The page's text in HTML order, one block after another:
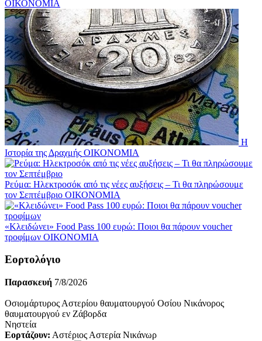
ΟΙΚΟΝΟΜΙΑ
H
Ιστορία της Δραχμής ΟΙΚΟΝΟΜΙΑ
Ρεύμα: Ηλεκτροσόκ από τις νέες αυξήσεις – Τι θα πληρώσουμε
τον Σεπτέμβριο ΟΙΚΟΝΟΜΙΑ
«Κλειδώνει» Food Pass 100 ευρώ: Ποιοι θα πάρουν voucher
τροφίμων ΟΙΚΟΝΟΜΙΑ
Εορτολόγιο
Παρασκευή 7/8/2026
Οσιομάρτυρος Αστερίου θαυματουργού Οσίου Νικάνορος
θαυματουργού εν Ζάβορδα
Νηστεία
Εορτάζουν: Αστέριος Αστερία Νικάνωρ